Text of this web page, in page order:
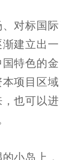
对标国际
建立出一
特色的金
项目区域
也可以进
小岛上，